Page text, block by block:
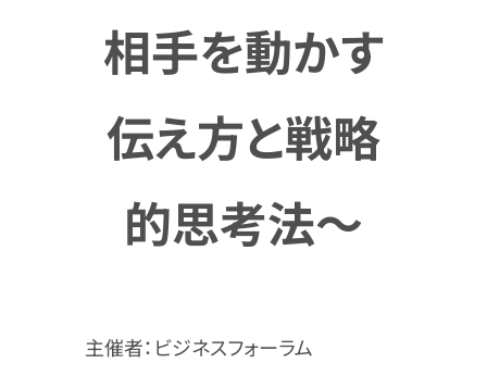
相手を動かす
伝え方と戦略
的思考法～
主催者：ビジネスフォーラム